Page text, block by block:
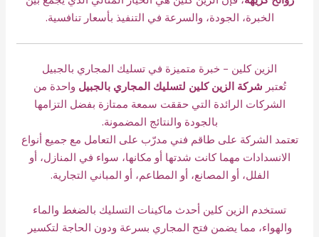
الخبرة، الجودة، والسرعة في التنفيذ بأسعار تنافسية.
الزين كلين – خبرة متميزة في تسليك المجاري بالجبيل
تُعتبر شركة الزين كلين لتسليك المجاري بالجبيل واحدة من
الشركات الرائدة التي حققت سمعة ممتازة بفضل التزامها
بالجودة والنتائج المضمونة.
تعتمد الشركة على طاقم فني مدرّب على التعامل مع جميع أنواع
الانسدادات مهما كانت شدتها أو مكانها، سواء في المنازل، أو
الفلل، أو المصانع، أو المطاعم، أو المباني التجارية.
تستخدم الزين كلين أحدث ماكينات التسليك بالضغط والماء
والهواء، مما يضمن فتح المجاري بسرعة ودون الحاجة لتكسير